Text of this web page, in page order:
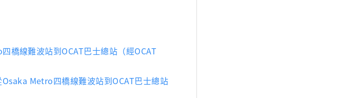
橋線難波站到OCAT巴士總站（經OCAT
Metro四橋線難波站到OCAT巴士總站